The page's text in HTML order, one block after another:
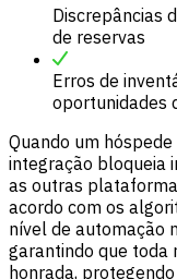
Discrepâncias
de reservas
Erros de
oportunidades
Quando um
integração bloqueia
as outras
acordo com os
nível de automação
garantindo que toda
honrada,